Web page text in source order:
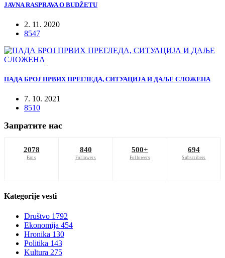
JAVNA RASPRAVA O BUDŽETU
2. 11. 2020
8547
ПАДА БРОЈ ПРВИХ ПРЕГЛЕДА, СИТУАЦИЈА И ДАЉЕ СЛОЖЕНА
7. 10. 2021
8510
Запратите нас
2078
Fans
840
Followers
500+
Followers
694
Subscribers
Kategorije vesti
Društvo 1792
Ekonomija 454
Hronika 130
Politika 143
Kultura 275